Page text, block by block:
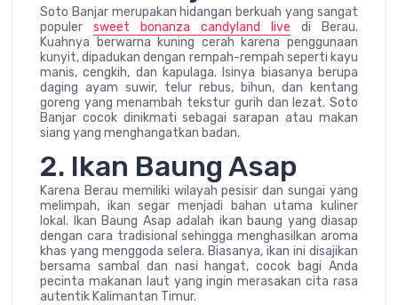
Soto Banjar merupakan hidangan berkuah yang sangat
populer sweet bonanza candyland live di Berau.
Kuahnya berwarna kuning cerah karena penggunaan
kunyit, dipadukan dengan rempah-rempah seperti kayu
manis, cengkih, dan kapulaga. Isinya biasanya berupa
daging ayam suwir, telur rebus, bihun, dan kentang
goreng yang menambah tekstur gurih dan lezat. Soto
Banjar cocok dinikmati sebagai sarapan atau makan
siang yang menghangatkan badan.
2. Ikan Baung Asap
Karena Berau memiliki wilayah pesisir dan sungai yang
melimpah, ikan segar menjadi bahan utama kuliner
lokal. Ikan Baung Asap adalah ikan baung yang diasap
dengan cara tradisional sehingga menghasilkan aroma
khas yang menggoda selera. Biasanya, ikan ini disajikan
bersama sambal dan nasi hangat, cocok bagi Anda
pecinta makanan laut yang ingin merasakan cita rasa
autentik Kalimantan Timur.